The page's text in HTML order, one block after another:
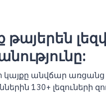
թայերեն
կայքը անվճար
130+ լեզուների